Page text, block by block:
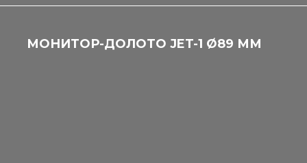
МОНИТОР-ДОЛОТО JET-1 Ø89 ММ